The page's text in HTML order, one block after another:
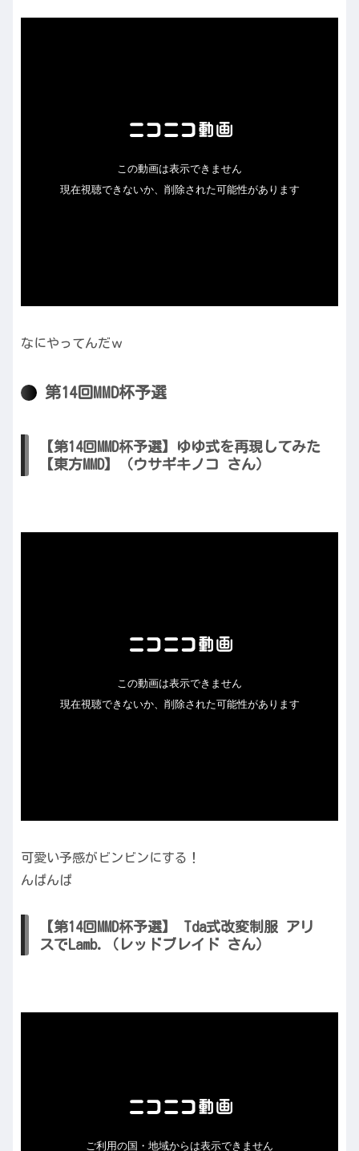
なにやってんだｗ
第14回MMD杯予選
【第14回MMD杯予選】ゆゆ式を再現してみた
【東方MMD】（ウサギキノコ さん）
可愛い予感がビンビンにする！
んぱんぱ
【第14回MMD杯予選】 Tda式改変制服 アリ
スでLamb.（レッドブレイド さん）